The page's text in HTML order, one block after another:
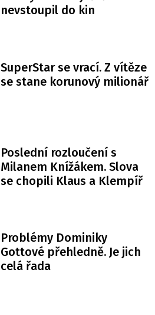
nevstoupil do kin
SuperStar se vrací. Z vítěze
se stane korunový milionář
Poslední rozloučení s
Milanem Knížákem. Slova
se chopili Klaus a Klempíř
Problémy Dominiky
Gottové přehledně. Je jich
celá řada